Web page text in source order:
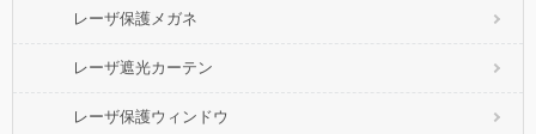
レーザ保護メガネ
レーザ遮光カーテン
レーザ保護ウィンドウ